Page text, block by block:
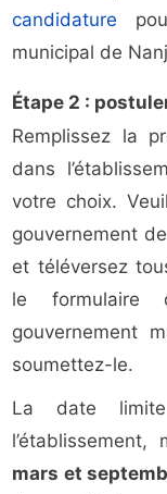
candidature
municipal de
Étape 2 :
Remplissez la
dans
votre choix.
gouvernement
et téléversez
le formulaire
gouvernement
soumettez-le.
La date
mars et